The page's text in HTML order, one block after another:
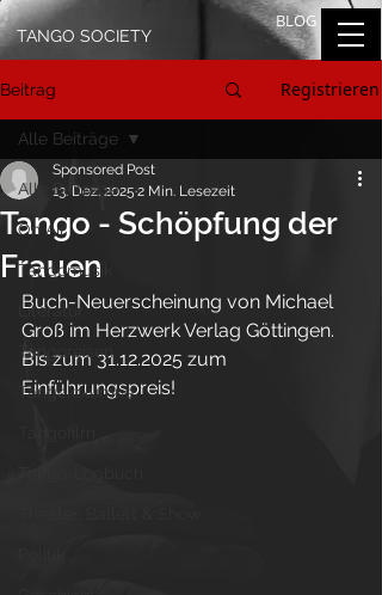
BLOG
TANGO SOCIETY
Beitrag Registrieren
Alle Beiträge
On Air
Tangomusik
Literatur
Tangoreisen
Tangokolumne
Alle Beiträge
Tango - Schöpfung der
Frauen
Sponsored Post
13. Dez. 2025 2 Min. Lesezeit
Buch-Neuerscheinung von Michael
Groß im Herzwerk Verlag Göttingen.
Bis zum 31.12.2025 zum
Einführungspreis!